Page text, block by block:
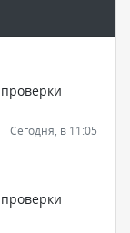
Сегодня, в 11:05